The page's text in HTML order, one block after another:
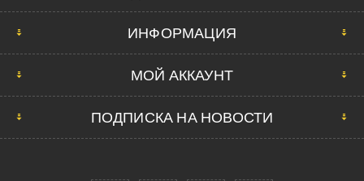
ИНФОРМАЦИЯ
МОЙ АККАУНТ
ПОДПИСКА НА НОВОСТИ